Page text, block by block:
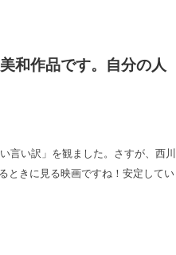
和作品です。自分の人
言い訳」を観ました。さすが、西川
ときに見る映画ですね！安定してい